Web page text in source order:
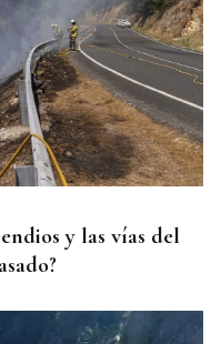
y las vías del